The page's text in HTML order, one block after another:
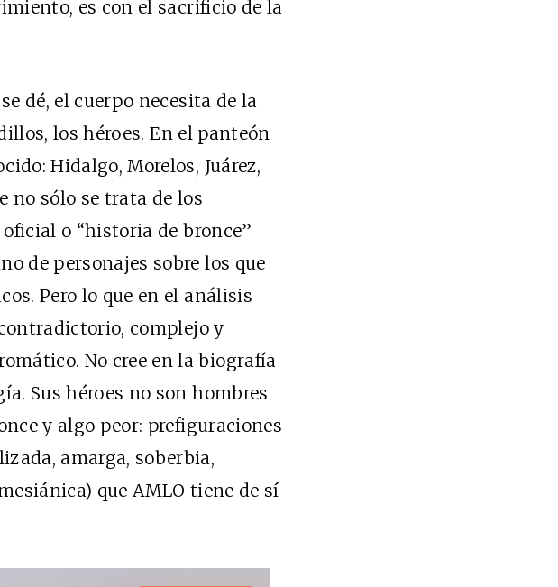
es con el sacrificio de la
dé, el cuerpo necesita de la
los héroes. En el panteón
Hidalgo, Morelos, Juárez,
no sólo se trata de los
o “historia de bronce”
de personajes sobre los que
Pero lo que en el análisis
complejo y
No cree en la biografía
Sus héroes no son hombres
y algo peor: prefiguraciones
amarga, soberbia,
que AMLO tiene de sí